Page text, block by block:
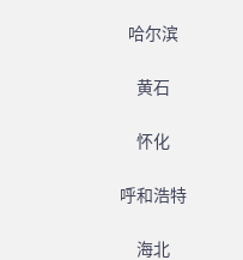
哈尔滨
黄石
怀化
呼和浩特
海北